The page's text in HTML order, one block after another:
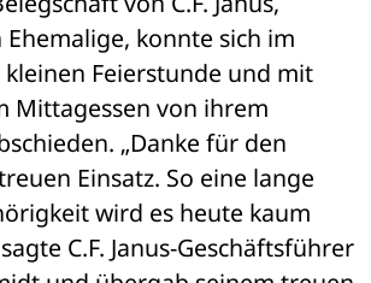
konnte sich im
Feierstunde und mit
Mittagessen von ihrem
„Danke für den
Einsatz. So eine lange
wird es heute kaum
C.F. Janus-Geschäftsführer